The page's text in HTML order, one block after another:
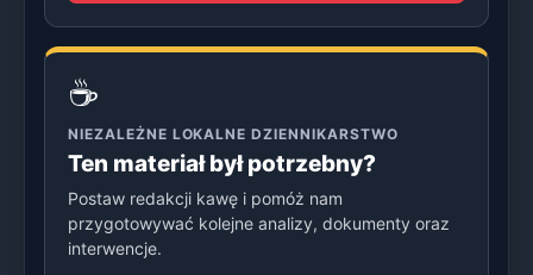
☕
NIEZALEŻNE LOKALNE DZIENNIKARSTWO
Ten materiał był potrzebny?
Postaw redakcji kawę i pomóż nam
przygotowywać kolejne analizy, dokumenty oraz
interwencje.